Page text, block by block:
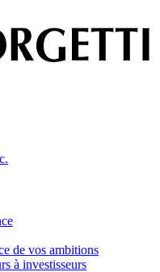
de vos ambitions
à investisseurs